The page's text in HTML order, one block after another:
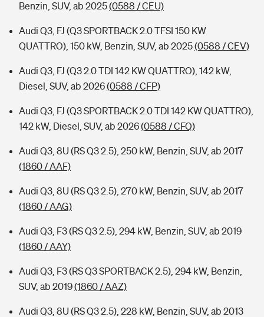
Benzin, SUV, ab 2025(0588 / CEU)
Audi Q3, FJ (Q3 SPORTBACK 2.0 TFSI 150 KW
QUATTRO), 150 kW, Benzin, SUV, ab 2025(0588 / CEV)
Audi Q3, FJ (Q3 2.0 TDI 142 KW QUATTRO), 142 kW,
Diesel, SUV, ab 2026(0588 / CFP)
Audi Q3, FJ (Q3 SPORTBACK 2.0 TDI 142 KW QUATTRO),
142 kW, Diesel, SUV, ab 2026(0588 / CFQ)
Audi Q3, 8U (RS Q3 2.5), 250 kW, Benzin, SUV, ab 2017
(1860 / AAF)
Audi Q3, 8U (RS Q3 2.5), 270 kW, Benzin, SUV, ab 2017
(1860 / AAG)
Audi Q3, F3 (RS Q3 2.5), 294 kW, Benzin, SUV, ab 2019
(1860 / AAY)
Audi Q3, F3 (RS Q3 SPORTBACK 2.5), 294 kW, Benzin,
SUV, ab 2019(1860 / AAZ)
Audi Q3, 8U (RS Q3 2.5), 228 kW, Benzin, SUV, ab 2013